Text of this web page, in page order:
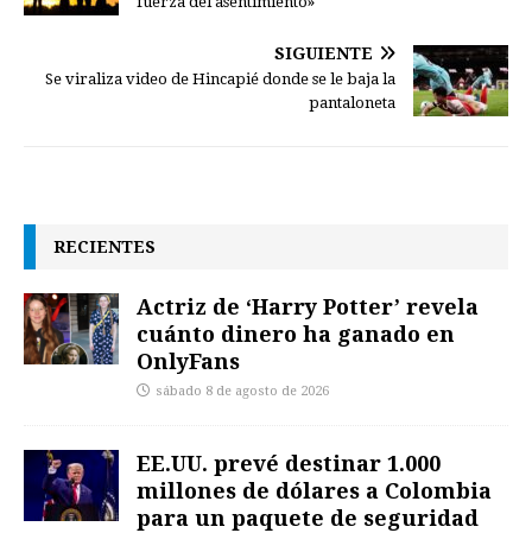
SIGUIENTE
Se viraliza video de Hincapié donde se le baja la
pantaloneta
RECIENTES
Actriz de ‘Harry Potter’ revela
cuánto dinero ha ganado en
OnlyFans
sábado 8 de agosto de 2026
EE.UU. prevé destinar 1.000
millones de dólares a Colombia
para un paquete de seguridad